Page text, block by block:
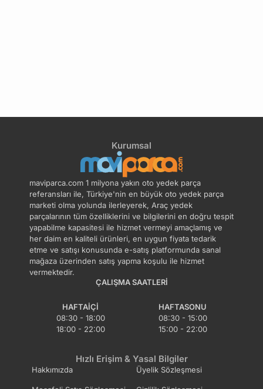
Kurumsal
maviparca.com 1 milyona yakın oto yedek parça
referansları ile, Türkiye'nin en büyük oto yedek parça
marketi olma yolunda ilerleyerek, Araç yedek
parçalarının tüm özelliklerini ve bilgilerini en doğru tespit
yapabilme kapasitesi ile hizmet vermeyi amaçlamış ve
her daim en kaliteli ürünleri, en uygun fiyata tedarik
etme ve satışı konusunda e-satış platformunda sanal
mağaza üzerinden satış yapma koşulu ile hizmet
vermektedir.
ÇALIŞMA SAATLERI
HAFTAIÇI
08:30 - 18:00
18:00 - 22:00
HAFTASONU
08:30 - 15:00
15:00 - 22:00
Hızlı Erişim & Yasal Bilgiler
Hakkımızda Üyelik Sözleşmesi